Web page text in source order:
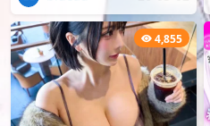
4,855